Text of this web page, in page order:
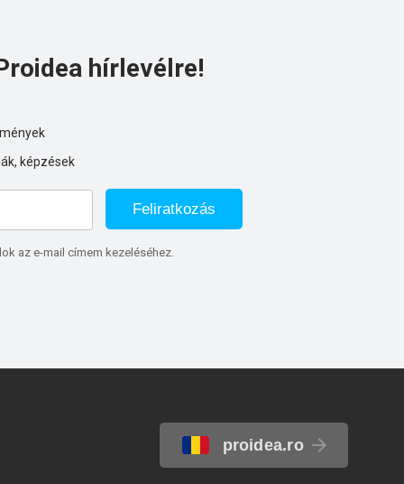
hírlevélre!
képzések
Feliratkozás
az e-mail címem kezeléséhez.
proidea.ro